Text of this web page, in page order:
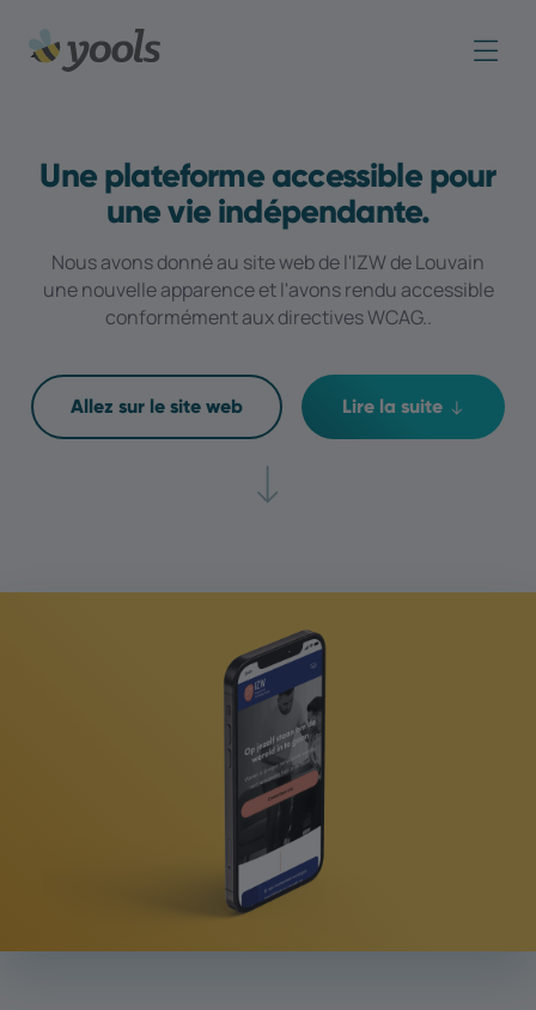
Une plateforme accessible pour
une vie indépendante.
Nous avons donné au site web de l'IZW de Louvain
une nouvelle apparence et l'avons rendu accessible
conformément aux directives WCAG..
Allez sur le site web Lire la suite